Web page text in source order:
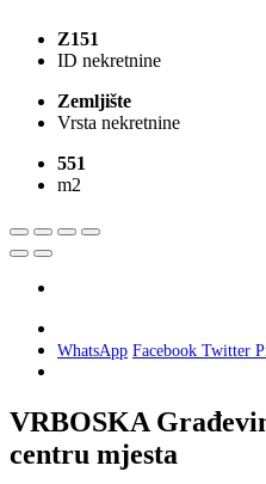
Z151
ID nekretnine
Zemljište
Vrsta nekretnine
551
m2
WhatsApp Facebook Twitter
VRBOSKA
centru mjesta